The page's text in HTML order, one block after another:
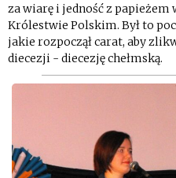
za wiarę i jedność z
Królestwie Polskim. Był to
jakie rozpoczął carat, aby
diecezji - diecezję chełmską.